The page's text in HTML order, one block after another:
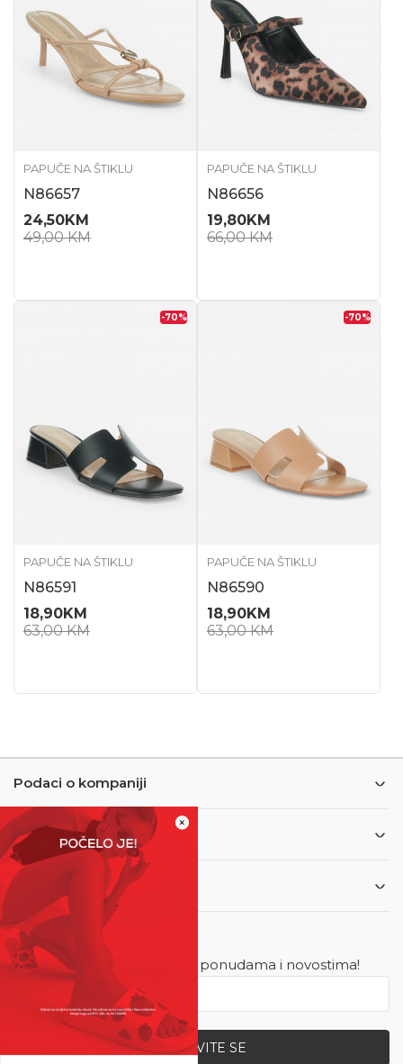
×
PAPUČE NA ŠTIKLU
N86657
24,50KM
49,00KM
PAPUČE NA ŠTIKLU
N86656
19,80KM
66,00KM
-70%
PAPUČE NA ŠTIKLU
N86591
18,90KM
63,00KM
-70%
PAPUČE NA ŠTIKLU
N86590
18,90KM
63,00KM
Podaci o kompaniji
Informacije
Korisnički servis
Newsletter
Budite u toku sa najnovijim ponudama i novostima!
PRIJAVITE SE